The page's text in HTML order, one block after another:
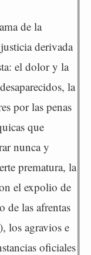
de la
derivada
el dolor y la
la
por las penas
que
nunca y
prematura, la
el expolio de
de las afrentas
los agravios e
oficiales